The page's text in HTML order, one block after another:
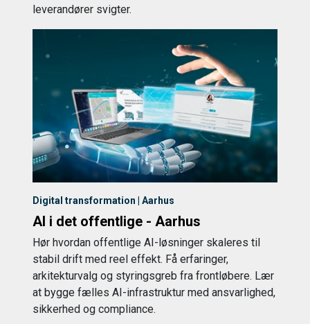
leverandører svigter.
Digital transformation | Aarhus
AI i det offentlige - Aarhus
Hør hvordan offentlige AI-løsninger skaleres til
stabil drift med reel effekt. Få erfaringer,
arkitekturvalg og styringsgreb fra frontløbere. Lær
at bygge fælles AI-infrastruktur med ansvarlighed,
sikkerhed og compliance.